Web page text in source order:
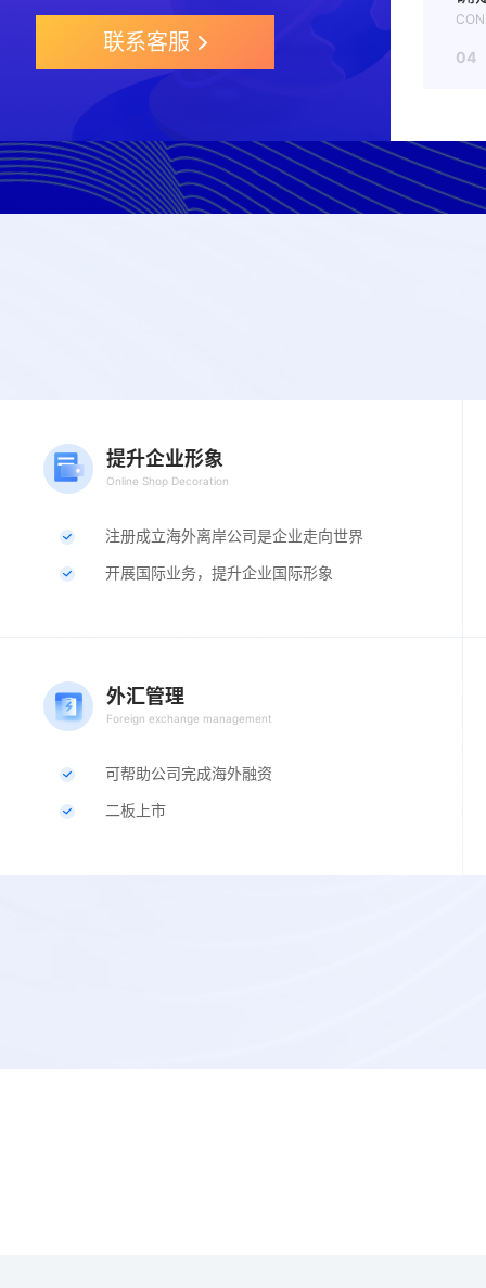
联系客服
04
提升企业形象
Online Shop Decoration
注册成立海外离岸公司是企业走向世界
开展国际业务，提升企业国际形象
外汇管理
Foreign exchange management
可帮助公司完成海外融资
二板上市